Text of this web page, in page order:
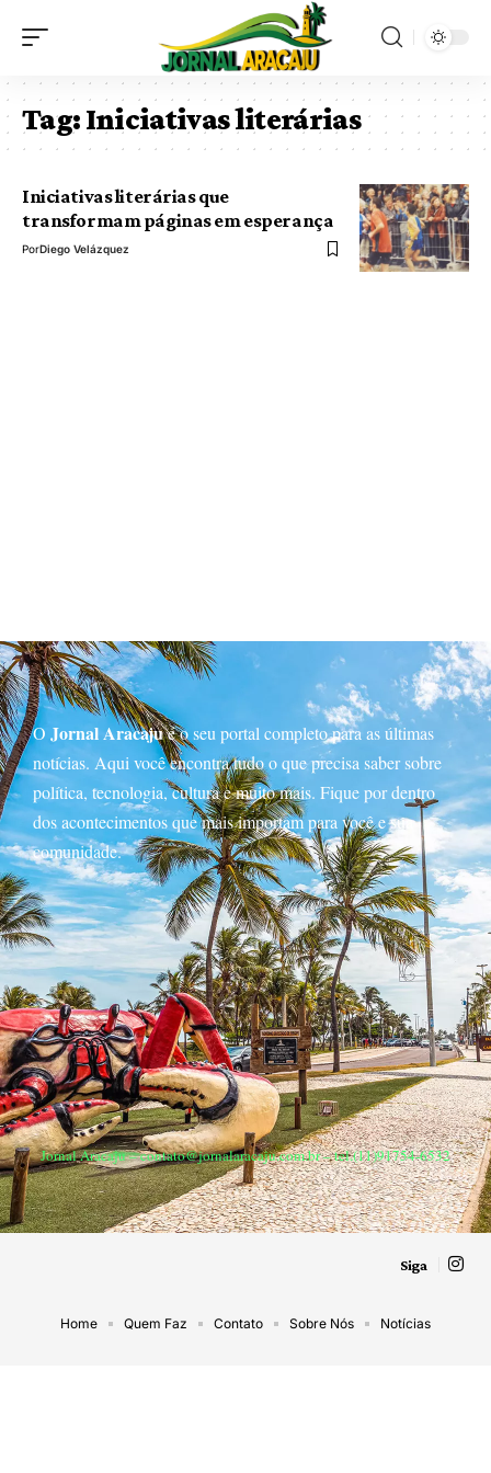
Tag:Iniciativas literárias
Iniciativas literárias que
transformam páginas em esperança
PorDiego Velázquez
O Jornal Aracajué o seu portal completo para as últimas
notícias. Aqui você encontra tudo o que precisa saber sobre
política, tecnologia, cultura e muito mais. Fique por dentro
dos acontecimentos que mais importam para você e sua
comunidade.
Jornal Aracaju –contato@jornalaracaju.com.br– tel.(11)91754-6532
Siga
Home Quem Faz Contato Sobre Nós Notícias